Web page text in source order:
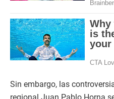
Sin embargo, las